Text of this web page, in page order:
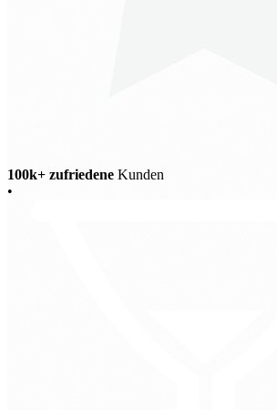
100k+ zufriedene Kunden
•